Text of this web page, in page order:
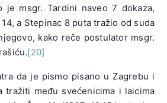
je msgr. Tardini naveo 7 dokaza,
a Stepinac 8 puta tražio od suda
kako reče postulator msgr.
[20]
da je pismo pisano u Zagrebu i
tražiti među svećenicima i laicima